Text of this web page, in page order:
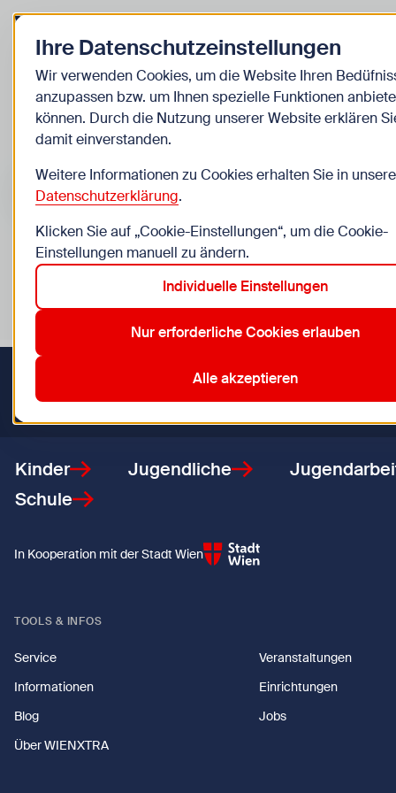
Zurück zur Startseite
Kinder
Veranstaltungen
Suche im Bereich “Kinder”
Suchen
Veranstaltungen in Wien im Bereich “Kinder”
Aktive Filter:
12. Meidling 19. Döbling 22. Donaustadt
6. Mariahilf
Zurück zur Startseite
Kinder Jugendliche
Schule
In Kooperation mit der Stadt Wien
TOOLS & INFOS
Service
Veranstaltungen
Informationen
Einrichtungen
Blog
Jobs
Über WIENXTRA
Ihre Datenschutzeinstellungen
Wir verwenden Cookies, um die Website Ihren
anzupassen bzw. um Ihnen spezielle Funktionen
können. Durch die Nutzung unserer Website erklären
damit einverstanden.
Weitere Informationen zu Cookies erhalten Sie in
Datenschutzerklärung.
Klicken Sie auf „Cookie-Einstellungen“, um die Cookie-
Einstellungen manuell zu ändern.
Individuelle Einstellungen
Nur erforderliche Cookies erlauben
Alle akzeptieren